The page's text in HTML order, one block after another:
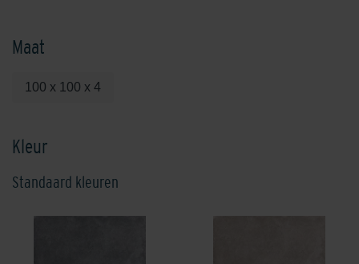
Maat
100 x 100 x 4
Kleur
Standaard kleuren